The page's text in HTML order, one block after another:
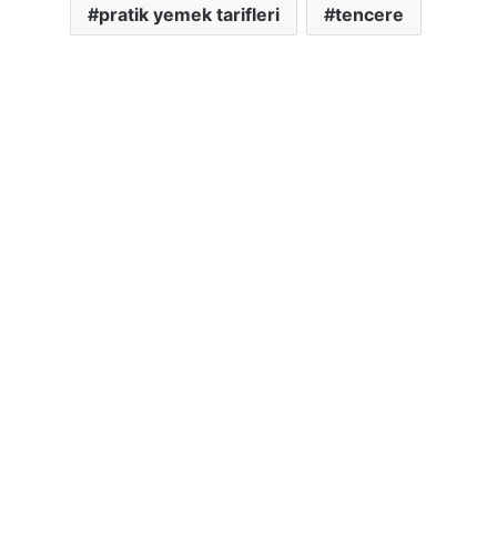
pratik yemek tarifleri tencere